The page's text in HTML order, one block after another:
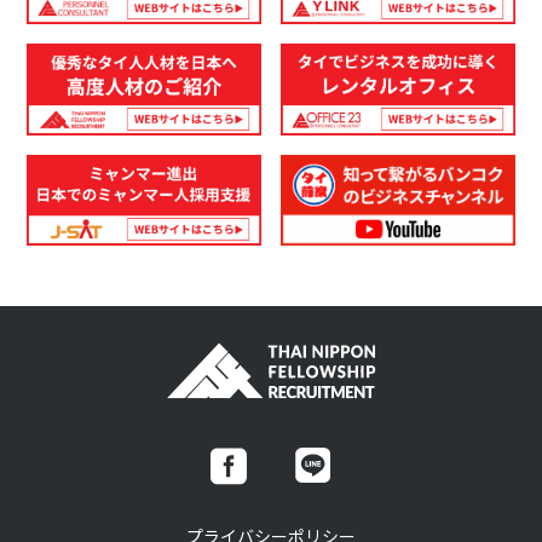
プライバシーポリシー